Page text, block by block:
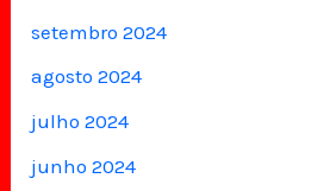
setembro 2024
agosto 2024
julho 2024
junho 2024